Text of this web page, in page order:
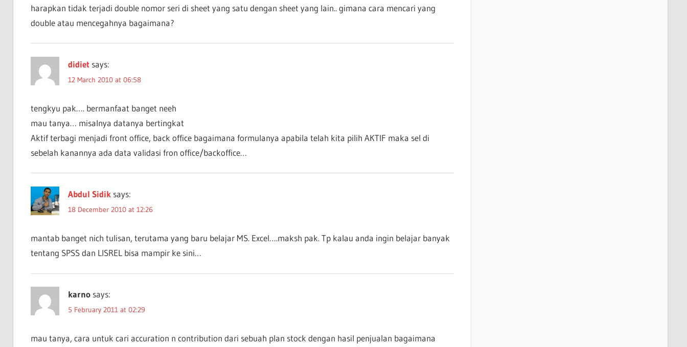
harapkan tidak terjadi double nomor seri di sheet yang satu dengan sheet yang lain.. gimana cara mencari yang
double atau mencegahnya bagaimana?
didiet says:
12 March 2010 at 06:58
tengkyu pak…. bermanfaat banget neeh
mau tanya… misalnya datanya bertingkat
Aktif terbagi menjadi front office, back office bagaimana formulanya apabila telah kita pilih AKTIF maka sel di
sebelah kanannya ada data validasi fron office/backoffice…
Abdul Sidik says:
18 December 2010 at 12:26
mantab banget nich tulisan, terutama yang baru belajar MS. Excel….maksh pak. Tp kalau anda ingin belajar banyak
tentang SPSS dan LISREL bisa mampir ke sini…
karno says:
5 February 2011 at 02:29
mau tanya, cara untuk cari accuration n contribution dari sebuah plan stock dengan hasil penjualan bagaimana